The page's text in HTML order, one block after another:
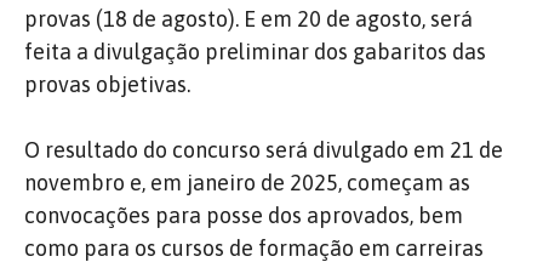
provas (18 de agosto). E em 20 de agosto, será
feita a divulgação preliminar dos gabaritos das
provas objetivas.
O resultado do concurso será divulgado em 21 de
novembro e, em janeiro de 2025, começam as
convocações para posse dos aprovados, bem
como para os cursos de formação em carreiras